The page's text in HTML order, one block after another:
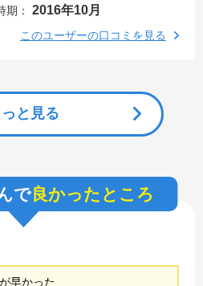
期： 2016年10月
このユーザーの口コミを見る
っと見る
で良かったところ
早かった